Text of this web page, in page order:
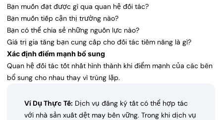
Bạn muốn đạt được gì qua quan hệ đối tác?
Bạn muốn tiếp cận thị trường nào?
Bạn có thể chia sẻ những nguồn lực nào?
Giá trị gia tăng bạn cung cấp cho đối tác tiềm năng là gì?
Xác định điểm mạnh bổ sung
Quan hệ đối tác tốt nhất hình thành khi điểm mạnh của các bên
bổ sung cho nhau thay vì trùng lặp.
Ví Dụ Thực Tế: Dịch vụ đăng ký tất có thể hợp tác
với nhà sản xuất dệt may bền vững. Trong khi dịch vụ